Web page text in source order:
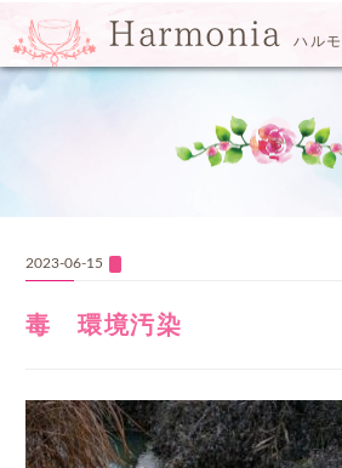
Harmonia ハル
2023-06-15
毒 環境汚染